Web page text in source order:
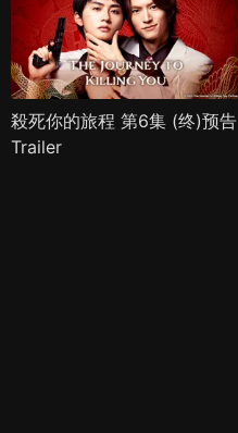
殺死你的旅程 第6集 (终)预告
Trailer